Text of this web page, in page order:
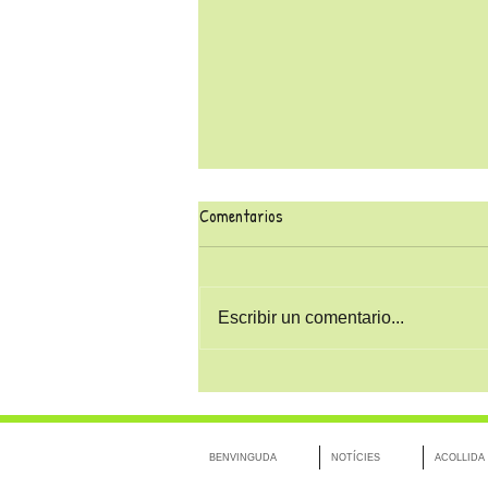
d'estiu 2026
Comentarios
Escribir un comentario...
BENVINGUDA NOTÍCIES ACOLLIDA